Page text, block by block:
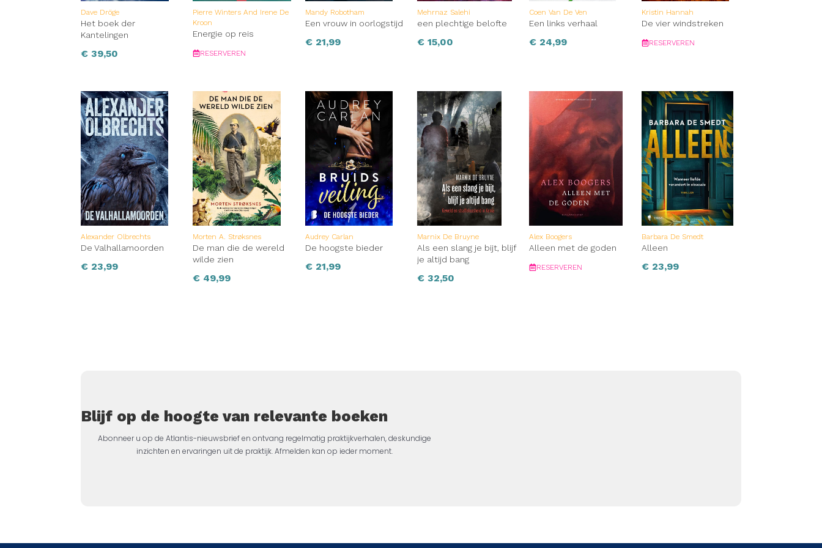
Dave Dröge
Het boek der
Kantelingen
€ 39,50
Pierre Winters And Irene De
Kroon
Energie op reis
RESERVEREN
Mandy Robotham
Een vrouw in oorlogstijd
€21,99
Mehrnaz Salehi
een plechtige belofte
€15,00
Coen Van De Ven
Een links verhaal
€ 24,99
Kristin Hannah
De vier windstreken
RESERVEREN
Alexander Olbrechts
De Valhallamoorden
€ 23,99
Morten A. Strøksnes
De man die de wereld
wilde zien
€ 49,99
Audrey Carlan
De hoogste bieder
€21,99
Marnix De Bruyne
Als een slang je bijt, blijf
je altijd bang
€32,50
Alex Boogers
Alleen met de goden
RESERVEREN
Barbara De Smedt
Alleen
€23,99
Blijf op de hoogte van relevante boeken
Abonneer u op de Atlantis-nieuwsbrief en ontvang regelmatig praktijkverhalen, deskundige
inzichten en ervaringen uit de praktijk. Afmelden kan op ieder moment.